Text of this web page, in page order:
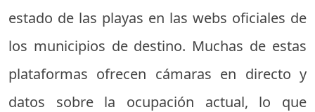
estado de las playas en las webs oficiales de
los municipios de destino. Muchas de estas
plataformas ofrecen cámaras en directo y
datos sobre la ocupación actual, lo que